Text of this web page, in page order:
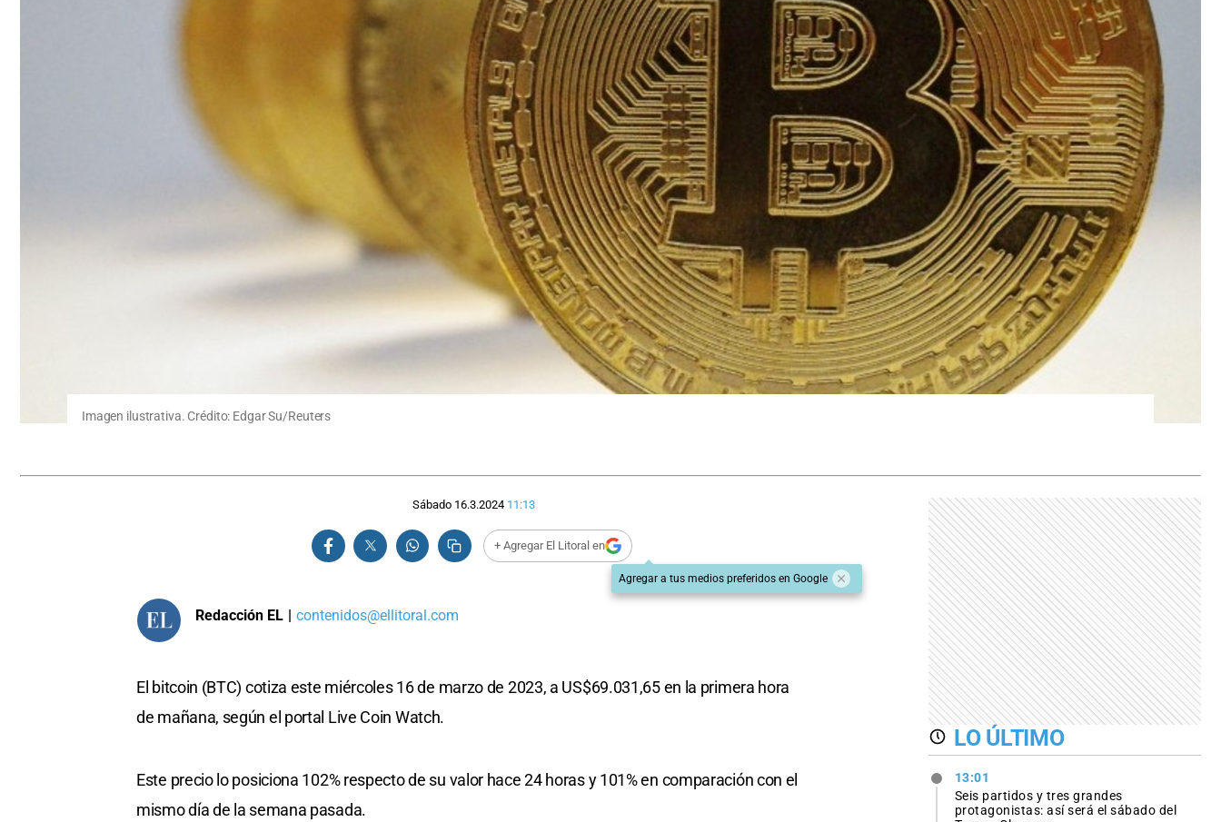
Imagen ilustrativa. Crédito: Edgar Su/Reuters
Sábado 16.3.2024 11:13
+ Agregar El Litoral en
Agregar a tus medios preferidos en Google
Redacción EL | contenidos@ellitoral.com
El bitcoin (BTC) cotiza este miércoles 16 de marzo de 2023, a US$69.031,65 en la primera hora
de mañana, según el portal Live Coin Watch.
Este precio lo posiciona 102% respecto de su valor hace 24 horas y 101% en comparación con el
mismo día de la semana pasada.
LO ÚLTIMO
13:01
Seis partidos y tres grandes
protagonistas: así será el sábado del